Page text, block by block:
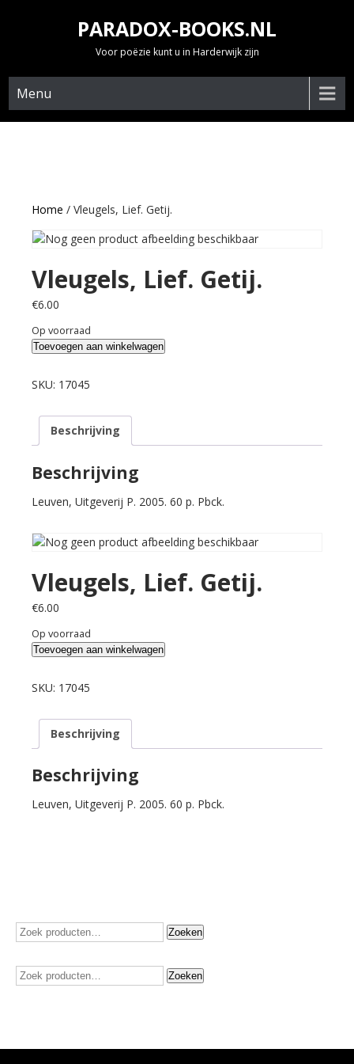
PARADOX-BOOKS.NL
Voor poëzie kunt u in Harderwijk zijn
Menu
Home / Vleugels, Lief. Getij.
Vleugels, Lief. Getij.
€6.00
Op voorraad
Vleugels,
Getij.
Toevoegen aan winkelwagen
SKU: 17045
Beschrijving
Beschrijving
Leuven, Uitgeverij P. 2005. 60 p. Pbck.
Vleugels, Lief. Getij.
€6.00
Op voorraad
Vleugels,
Getij.
Toevoegen aan winkelwagen
SKU: 17045
Beschrijving
Beschrijving
Leuven, Uitgeverij P. 2005. 60 p. Pbck.
Zoeken
Zoeken
Zoeken
Zoeken